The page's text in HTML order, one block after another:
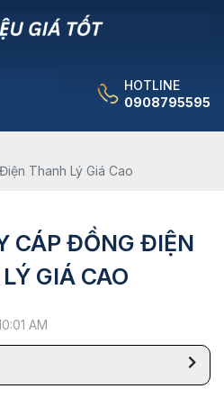
HOTLINE
0908795595
Thanh Lý Giá Cao
CÁP ĐỒNG ĐIỆN
GIÁ CAO
AM